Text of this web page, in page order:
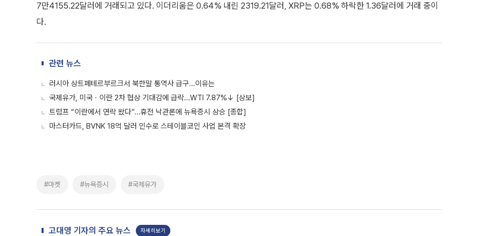
7만4155.22달러에 거래되고 있다. 이더리움은 0.64% 내린 2319.21달러, XRP는 0.68% 하락한 1.36달러에 거래 중이
다.
관련 뉴스
러시아 상트페테르부르크서 북한말 통역사 급구...이유는
국제유가, 미국ㆍ이란 2차 협상 기대감에 급락...WTI 7.87%↓ [상보]
트럼프 “이란에서 연락 왔다”...휴전 낙관론에 뉴욕증시 상승 [종합]
마스터카드, BVNK 18억 달러 인수로 스테이블코인 사업 본격 확장
#마켓 #뉴욕증시 #국제유가
고대영 기자의 주요 뉴스 자세히보기